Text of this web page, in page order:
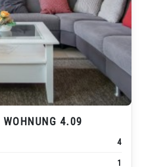
4.09
4
1